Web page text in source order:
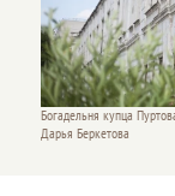
Богадельня купца
Дарья Беркетова